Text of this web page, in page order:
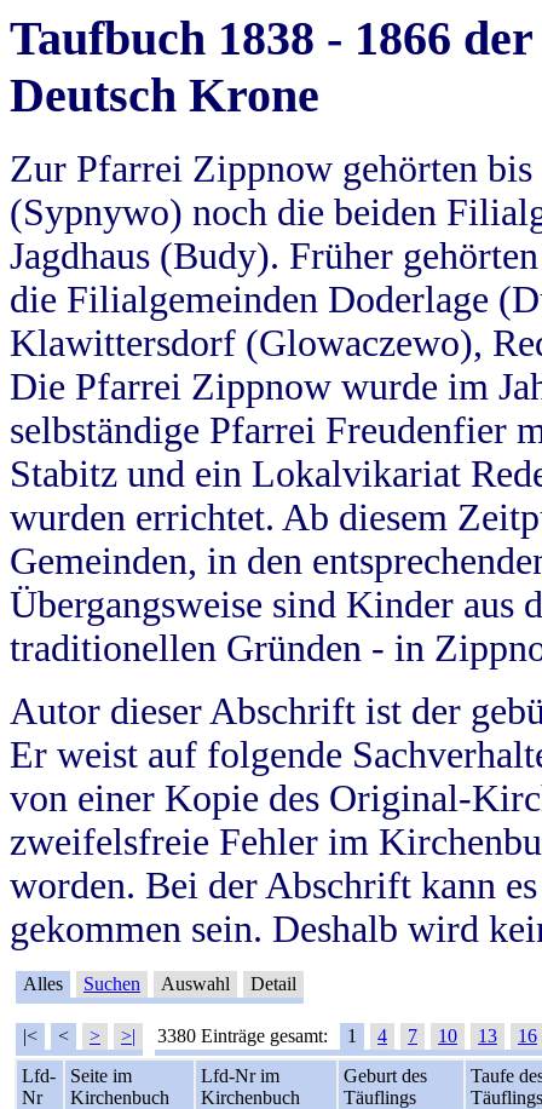
Taufbuch 1838 - 1866
Deutsch Krone
Zur Pfarrei Zippnow gehörten
(Sypnywo) noch die beiden
Jagdhaus (Budy). Früher
die Filialgemeinden Doderlage
Klawittersdorf (Glowaczewo),
Die Pfarrei Zippnow wurde im
selbständige Pfarrei Freudenfier
Stabitz und ein Lokalvikariat
wurden errichtet. Ab diesem
Gemeinden, in den
Übergangsweise sind Kinder aus
traditionellen Gründen - in
Autor dieser Abschrift ist der
Er weist auf folgende
von einer Kopie des Original-
zweifelsfreie Fehler im
worden. Bei der Abschrift kann
gekommen sein. Deshalb wird
Alles Suchen Auswahl Detail
|< < > >| 3380 Einträge gesamt: 1 4 7 10 13
16
Lfd-
Nr
Seite im
Kirchenbuch
Lfd-Nr im
Kirchenbuch
Geburt des
Täuflings
Taufe
Täuflings